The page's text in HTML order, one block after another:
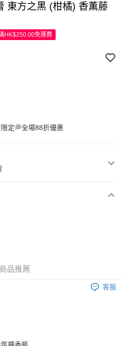
東方之黑 (柑橘) 香薫藤
HK$250.00免運費
定💭全場88折優惠
4個工作天到店，7天內取。逾期後
商品推薦
客服